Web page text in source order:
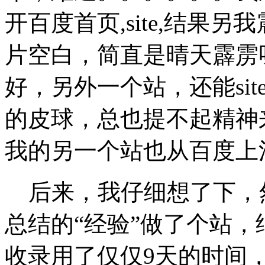
开百度首页,site,结果另
片空白，简直是晴天霹
好，另外一个站，还能
的皮球，总也提不起精
我的另一个站也从百度
后来，我仔细想了下，
总结的“经验”做了个站
收录用了仅仅9天的时间